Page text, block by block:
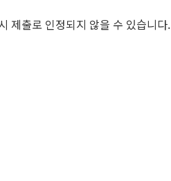
제출로 인정되지 않을 수 있습니다.